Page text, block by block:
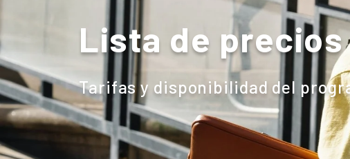
Lista de precios
Tarifas y disponibilidad del